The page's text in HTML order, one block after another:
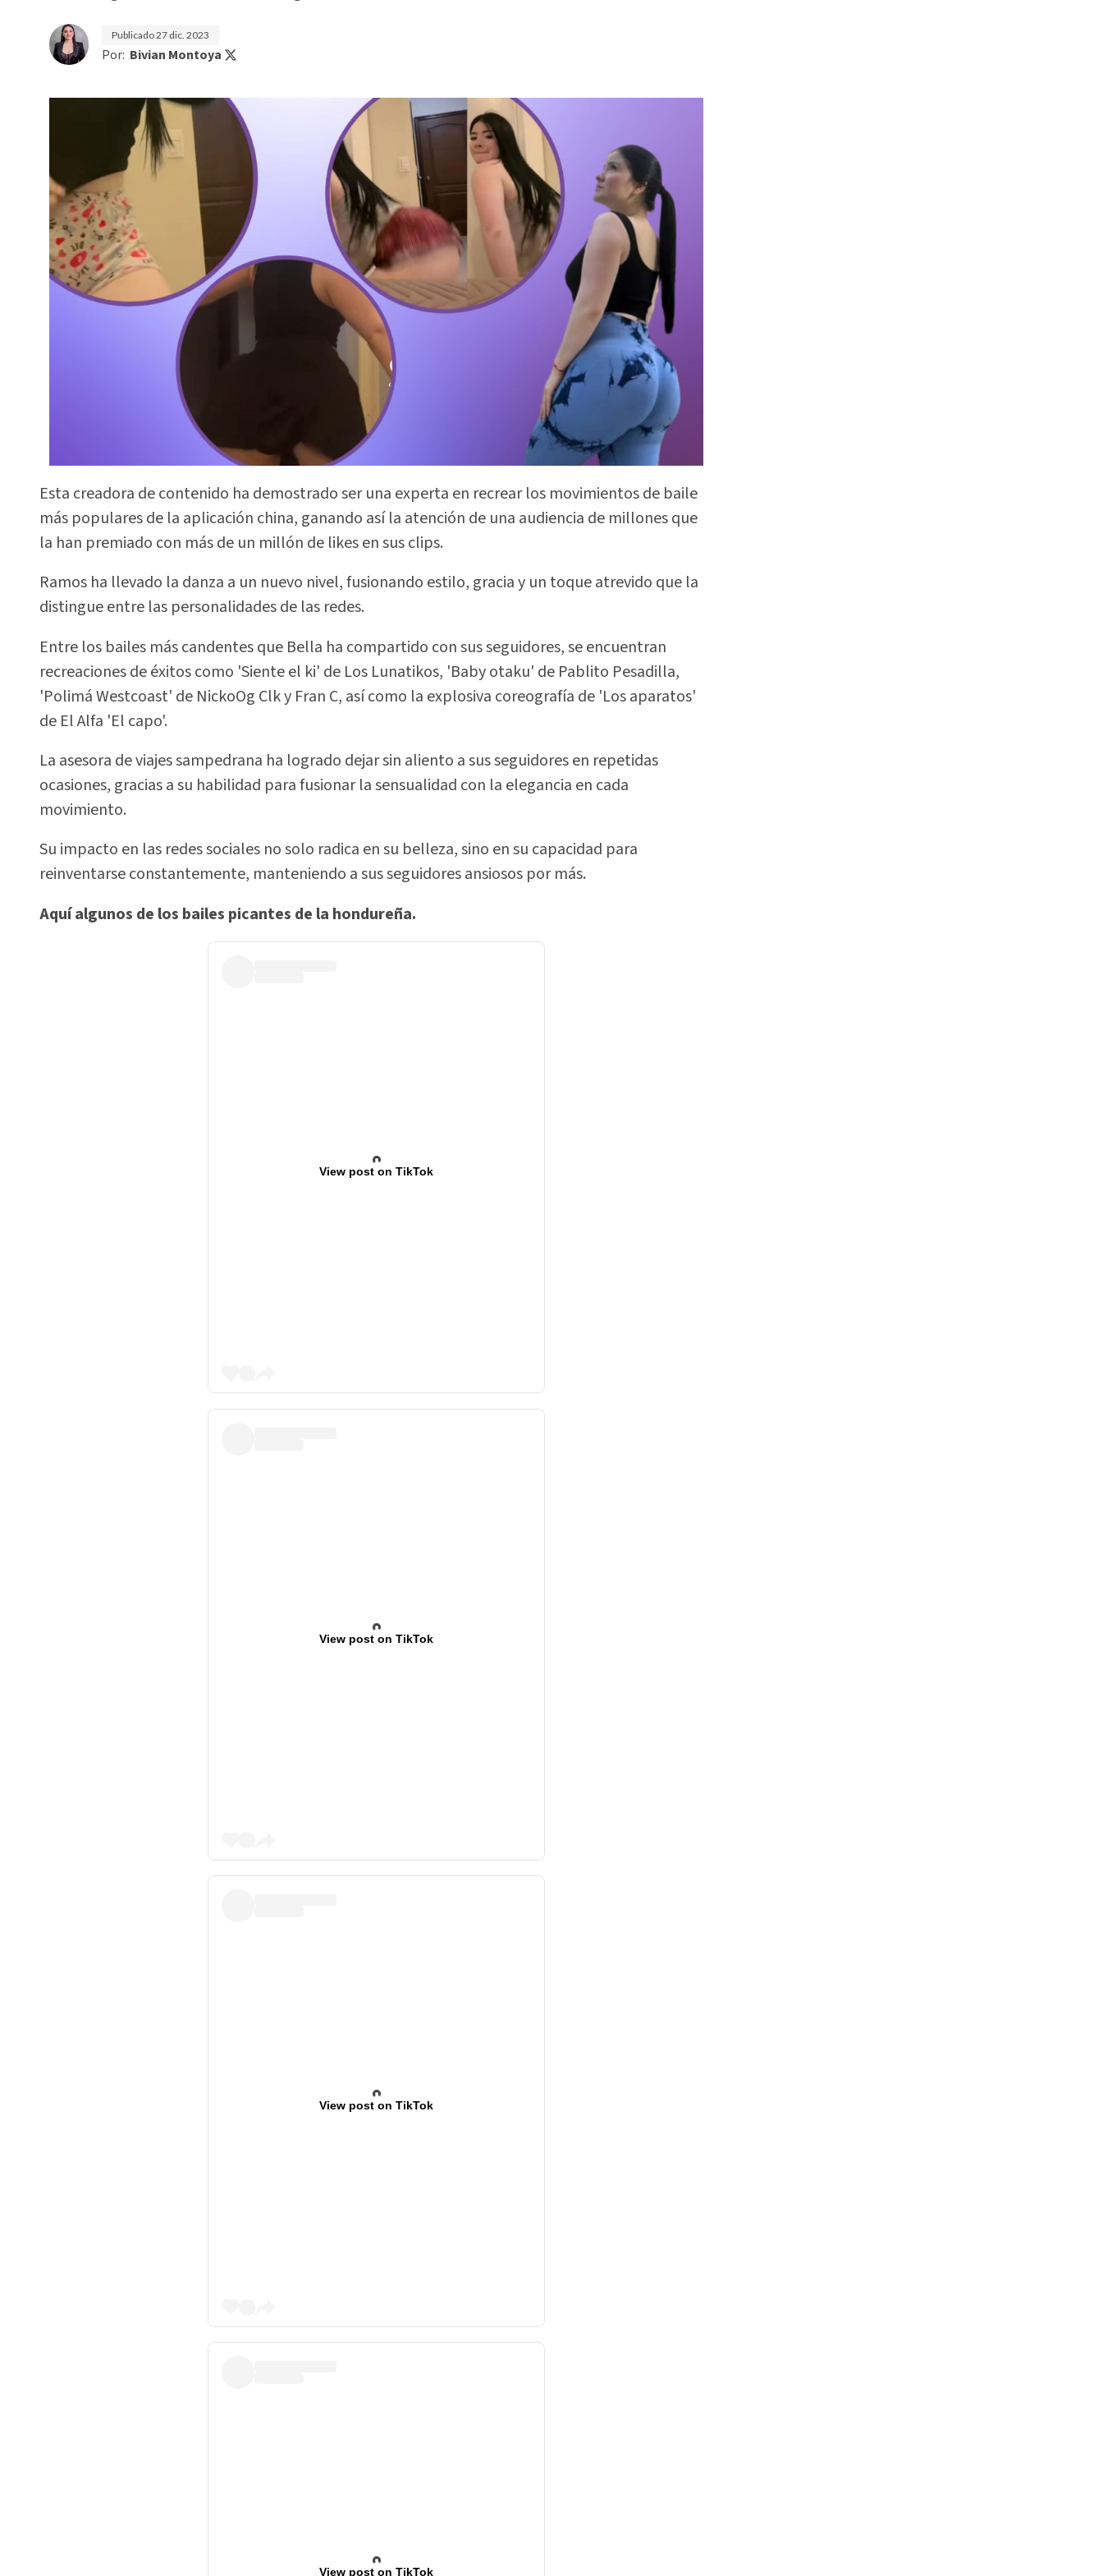
Publicado27 dic. 2023
Por: Bivian Montoya
Esta creadora de contenido ha demostrado ser una experta en recrear los movimientos de baile
más populares de la aplicación china, ganando así la atención de una audiencia de millones que
la han premiado con más de un millón de likes en sus clips.
Ramos ha llevado la danza a un nuevo nivel, fusionando estilo, gracia y un toque atrevido que la
distingue entre las personalidades de las redes.
Entre los bailes más candentes que Bella ha compartido con sus seguidores, se encuentran
recreaciones de éxitos como 'Siente el ki' de Los Lunatikos, 'Baby otaku' de Pablito Pesadilla,
'Polimá Westcoast' de NickoOg Clk y Fran C, así como la explosiva coreografía de 'Los aparatos'
de El Alfa 'El capo'.
La asesora de viajes sampedrana ha logrado dejar sin aliento a sus seguidores en repetidas
ocasiones, gracias a su habilidad para fusionar la sensualidad con la elegancia en cada
movimiento.
Su impacto en las redes sociales no solo radica en su belleza, sino en su capacidad para
reinventarse constantemente, manteniendo a sus seguidores ansiosos por más.
Aquí algunos de los bailes picantes de la hondureña.
View post on TikTok
View post on TikTok
View post on TikTok
View post on TikTok